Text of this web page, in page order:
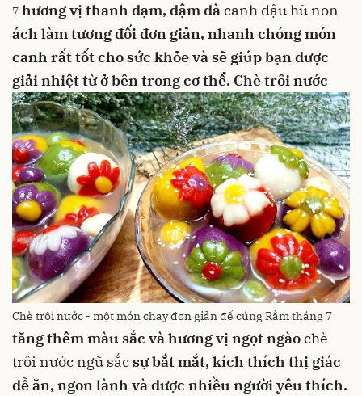
7 hương vị thanh đạm, đậm đàcanh đậu hũ non
ách làm tương đối đơn giản, nhanh chóngmón
canh rất tốt cho sức khỏe và sẽ giúp bạn được
giải nhiệt từ ở bên trong cơ thể. Chè trôi nước
Chè trôi nước - một món chay đơn giản để cúng Rằm tháng 7
tăng thêm màu sắc và hương vị ngọt ngàochè
trôi nước ngũ sắcsự bắt mắt, kích thích thị giác
dễ ăn, ngon lành và được nhiều người yêu thích.